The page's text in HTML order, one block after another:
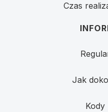
Czas
Jak
Kody